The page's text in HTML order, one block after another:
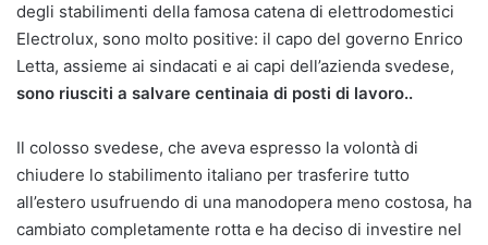
degli stabilimenti della famosa catena di elettrodomestici
Electrolux, sono molto positive: il capo del governo Enrico
Letta, assieme ai sindacati e ai capi dell’azienda svedese,
sono riusciti a salvare centinaia di posti di lavoro..
Il colosso svedese, che aveva espresso la volontà di
chiudere lo stabilimento italiano per trasferire tutto
all’estero usufruendo di una manodopera meno costosa, ha
cambiato completamente rotta e ha deciso di investire nel